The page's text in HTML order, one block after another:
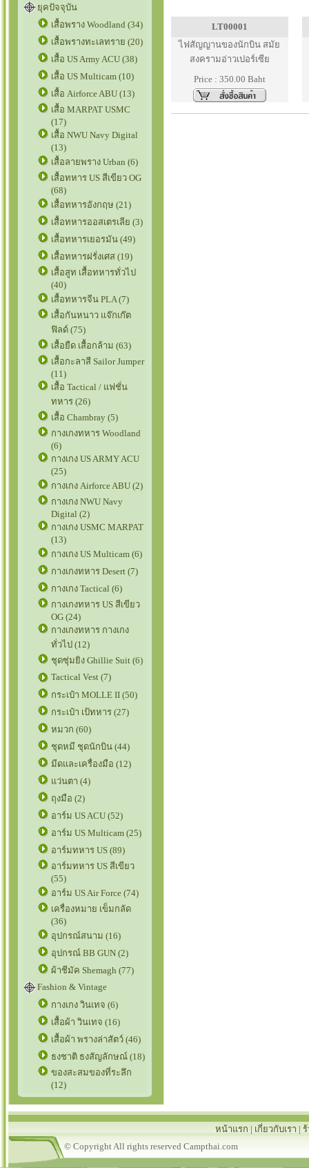
ยุคปัจจุบัน
เสื้อพราง Woodland (34)
เสื้อพรางทะเลทราย (20)
เสื้อ US Army ACU (38)
เสื้อ US Multicam (10)
เสื้อ Airforce ABU (13)
เสื้อ MARPAT USMC
(17)
เสื้อ NWU Navy Digital
(13)
เสื้อลายพราง Urban (6)
เสื้อทหาร US สีเขียว OG
(68)
เสื้อทหารอังกฤษ (21)
เสื้อทหารออสเตรเลีย (3)
เสื้อทหารเยอรมัน (49)
เสื้อทหารฝรั่งเศส (19)
เสื้อสูท เสื้อทหารทั่วไป
(40)
เสื้อทหารจีน PLA (7)
เสื้อกันหนาว แจ๊กเก๊ต
ฟิลด์ (75)
เสื้อยืด เสื้อกล้าม (63)
เสื้อกะลาสี Sailor Jumper
(11)
เสื้อ Tactical / แฟชั่น
ทหาร (26)
เสื้อ Chambray (5)
กางเกงทหาร Woodland
(6)
กางเกง US ARMY ACU
(25)
กางเกง Airforce ABU (2)
กางเกง NWU Navy
Digital (2)
กางเกง USMC MARPAT
(13)
กางเกง US Multicam (6)
กางเกงทหาร Desert (7)
กางเกง Tactical (6)
กางเกงทหาร US สีเขียว
OG (24)
กางเกงทหาร กางเกง
ทั่วไป (12)
ชุดซุ่มยิง Ghillie Suit (6)
Tactical Vest (7)
กระเป๋า MOLLE II (50)
กระเป๋า เป้ทหาร (27)
หมวก (60)
ชุดหมี ชุดนักบิน (44)
มีดและเครื่องมือ (12)
แว่นตา (4)
ถุงมือ (2)
อาร์ม US ACU (52)
อาร์ม US Multicam (25)
อาร์มทหาร US (89)
อาร์มทหาร US สีเขียว
(55)
อาร์ม US Air Force (74)
เครื่องหมาย เข็มกลัด
(36)
อุปกรณ์สนาม (16)
อุปกรณ์ BB GUN (2)
ผ้าชีมัค Shemagh (77)
Fashion & Vintage
กางเกง วินเทจ (6)
เสื้อผ้า วินเทจ (16)
เสื้อผ้า พรางล่าสัตว์ (46)
ธงชาติ ธงสัญลักษณ์ (18)
ของสะสมของที่ระลึก
(12)
LT00001
ไฟสัญญานของนักบิน สมัย
สงครามอ่าวเปอร์เซีย
Price : 350.00 Baht
หน้าแรก | เกี่ยวกับเรา |
© Copyright All rights reserved Campthai.com